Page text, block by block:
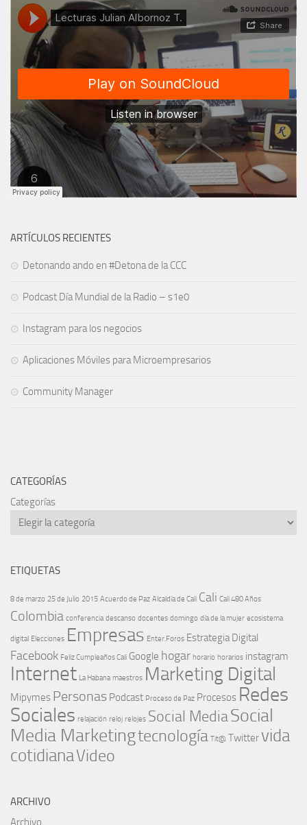
ARTÍCULOS RECIENTES
Detonando ando en #Detona de la CCC
Podcast Día Mundial de la Radio – s1e0
Instagram para los negocios
Aplicaciones Móviles para Microempresarios
Community Manager
CATEGORÍAS
Categorías
ETIQUETAS
8 de marzo 25 de Julio 2015 Acuerdo de Paz Alcaldía de Cali Cali Cali 480 Años
Colombia conferencia descanso docentes domingo día de la mujer ecosistema
digital Elecciones Empresas Enter.Foros Estrategia Digital
Facebook Feliz Cumpleaños Cali Google hogar horario horarios instagram
Internet La Habana maestros Marketing Digital
Mipymes Personas Podcast Proceso de Paz Procesos Redes
Sociales relajación reloj relojes Social MediaSocial
Media Marketingtecnología Tit@ Twitter vida
cotidianaVideo
ARCHIVO
Archivo